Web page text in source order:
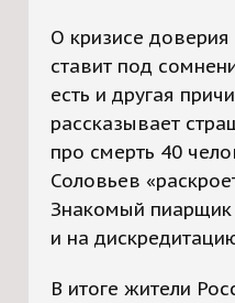
О кризисе доверия
ставит под
есть и другая
рассказывает
про смерть 40
Соловьев
Знакомый пиарщик
и на
В итоге жители